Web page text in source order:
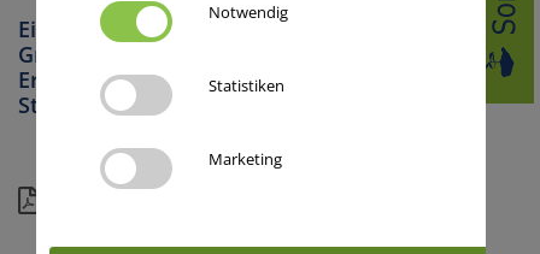
Eignung zur Biogas- / Futternutzung,
Gründüngung, Humusaufbau,
Erosionsschutz, Wasserschutz /
Stickstoffkonservierung
Notwendig
Statistiken
Marketing